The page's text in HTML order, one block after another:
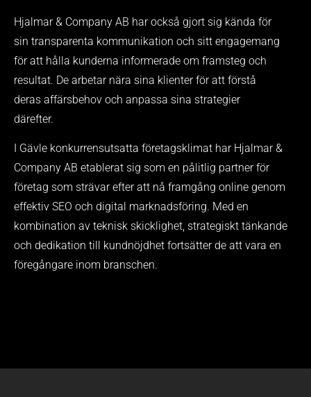
Hjalmar & Company AB har också gjort sig kända för
sin transparenta kommunikation och sitt engagemang
för att hålla kunderna informerade om framsteg och
resultat. De arbetar nära sina klienter för att förstå
deras affärsbehov och anpassa sina strategier
därefter.
I Gävle konkurrensutsatta företagsklimat har Hjalmar &
Company AB etablerat sig som en pålitlig partner för
företag som strävar efter att nå framgång online genom
effektiv SEO och digital marknadsföring. Med en
kombination av teknisk skicklighet, strategiskt tänkande
och dedikation till kundnöjdhet fortsätter de att vara en
föregångare inom branschen.